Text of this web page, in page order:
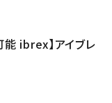
能 ibrex】アイブレ